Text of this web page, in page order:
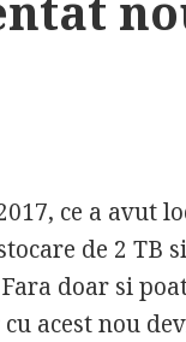
ce a avut
de 2 TB
doar si
acest nou